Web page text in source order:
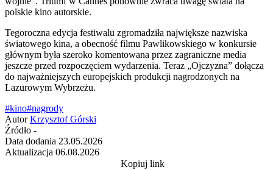
polskie kino autorskie.
Tegoroczna edycja festiwalu zgromadziła największe nazwiska
światowego kina, a obecność filmu Pawlikowskiego w konkursie
głównym była szeroko komentowana przez zagraniczne media
jeszcze przed rozpoczęciem wydarzenia. Teraz „Ojczyzna” dołącza
do najważniejszych europejskich produkcji nagrodzonych na
Lazurowym Wybrzeżu.
#kino#nagrody
Autor Krzysztof Górski
Źródło -
Data dodania 23.05.2026
Aktualizacja 06.08.2026
Kopiuj link